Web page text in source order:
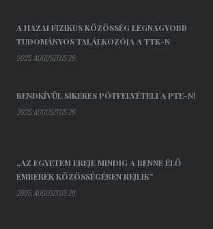
A HAZAI FIZIKUS KÖZÖSSÉG LEGNAGYOBB
TUDOMÁNYOS TALÁLKOZÓJA A TTK-N
2025. AUGUSZTUS 29.
RENDKÍVÜL SIKERES PÓTFELVÉTELI A PTE-N!
2025. AUGUSZTUS 29.
„AZ EGYETEM EREJE MINDIG A BENNE ÉLŐ
EMBEREK KÖZÖSSÉGÉBEN REJLIK”
2025. AUGUSZTUS 29.